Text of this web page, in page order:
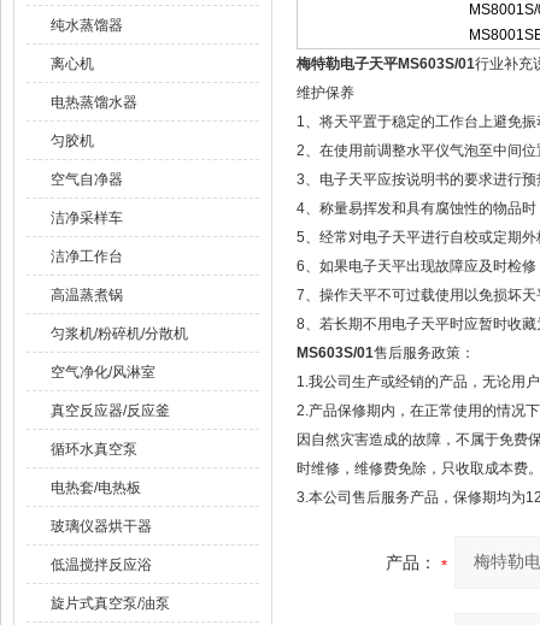
纯水蒸馏器
离心机
电热蒸馏水器
匀胶机
空气自净器
洁净采样车
洁净工作台
高温蒸煮锅
匀浆机/粉碎机/分散机
空气净化/风淋室
真空反应器/反应釜
循环水真空泵
电热套/电热板
玻璃仪器烘干器
低温搅拌反应浴
旋片式真空泵/油泵
梅特勒电子天平MS603S/01行业补充
维护保养
1、将天平置于稳定的工作台上避免
2、在使用前调整水平仪气泡至中间位
3、电子天平应按说明书的要求进行预
4、称量易挥发和具有腐蚀性的物品
5、经常对电子天平进行自校或定期
6、如果电子天平出现故障应及时检修
7、操作天平不可过载使用以免损坏天
8、若长期不用电子天平时应暂时收藏
MS603S/01售后服务政策：
1.我公司生产或经销的产品，无论用
2.产品保修期内，在正常使用的情况
因自然灾害造成的故障，不属于免费
时维修，维修费免除，只收取成本费
3.本公司售后服务产品，保修期均为
产品：